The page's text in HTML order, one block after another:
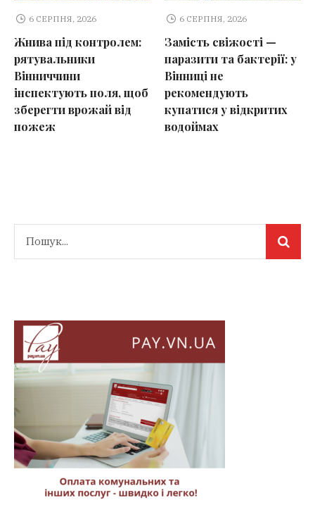
6 СЕРПНЯ, 2026
Жнива під контролем:
рятувальники
Вінниччини
інспектують поля, щоб
зберегти врожай від
пожеж
6 СЕРПНЯ, 2026
Замість свіжості —
паразити та бактерії: у
Вінниці не
рекомендують
купатися у відкритих
водоймах